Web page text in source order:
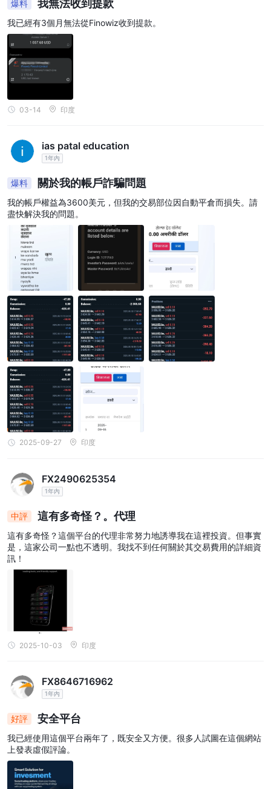
爆料 我無法收到提款
我已經有3個月無法從Finowiz收到提款。
03-14 印度
ias patal education
1年內
爆料 關於我的帳戶詐騙問題
我的帳戶權益為3600美元，但我的交易部位因自動平倉而損失。請
盡快解決我的問題。
2025-09-27 印度
FX2490625354
1年內
中評 這有多奇怪？。代理
這有多奇怪？這個平台的代理非常努力地誘導我在這裡投資。但事實
是，這家公司一點也不透明。我找不到任何關於其交易費用的詳細資
訊！
2025-10-03 印度
FX8646716962
1年內
好評 安全平台
我已經使用這個平台兩年了，既安全又方便。很多人試圖在這個網站
上發表虛假評論。